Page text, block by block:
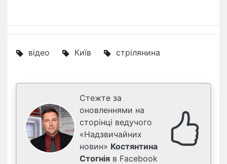
відео Київ стрілянина
Стежте за
оновленнями на
сторінці ведучого
«Надзвичайних
новин» Костянтина
Стогнія в Facebook